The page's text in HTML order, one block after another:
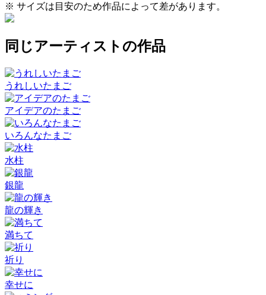
※ サイズは目安のため作品によって差があります。
同じアーティストの作品
うれしいたまご
アイデアのたまご
いろんなたまご
水柱
銀龍
龍の輝き
満ちて
祈り
幸せに